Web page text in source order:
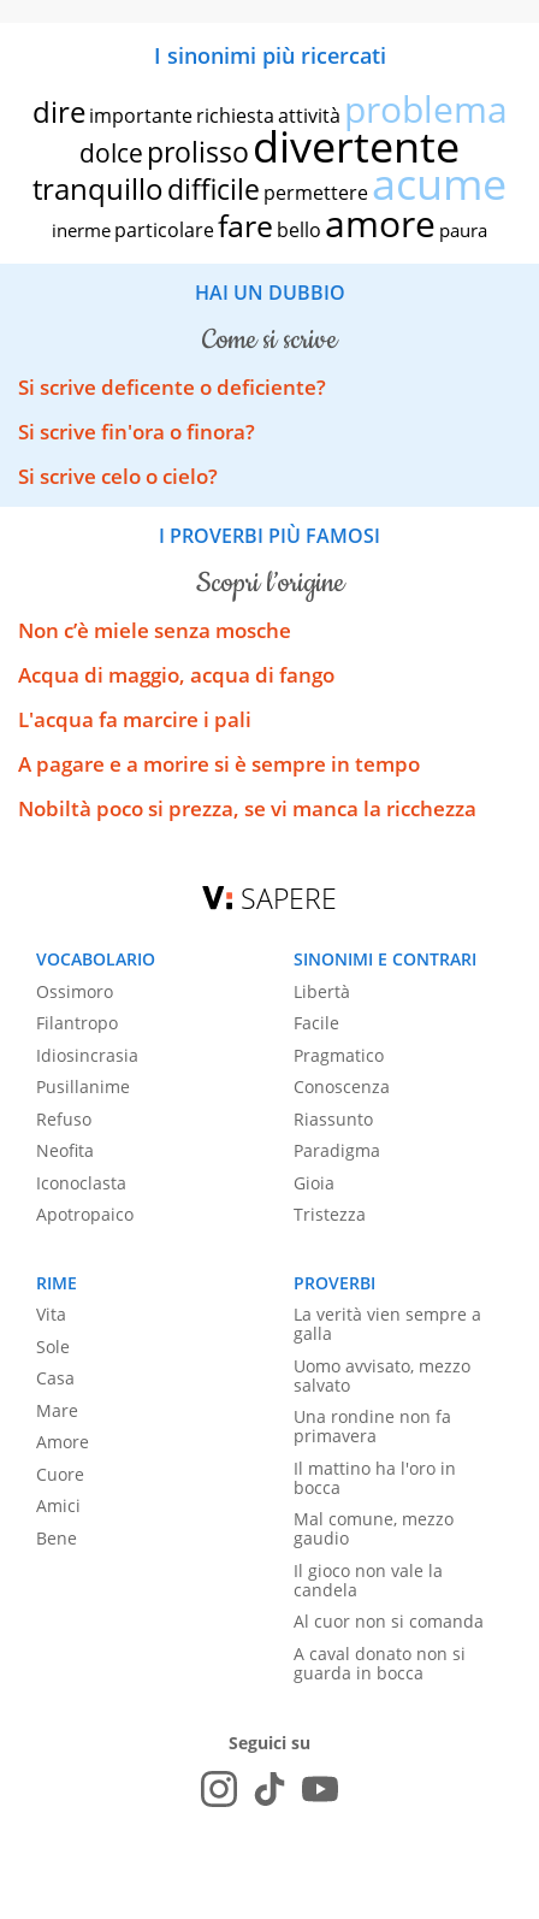
I sinonimi più ricercati
dire importante richiestaattività problema
dolce prolissodivertente
tranquillodifficile permettereacume
inerme particolarefare bello amore paura
HAI UN DUBBIO
come si scrive
Si scrive deficente o deficiente?
Si scrive fin'ora o finora?
Si scrive celo o cielo?
I PROVERBI PIÙ FAMOSI
scopri l’origine
Non c’è miele senza mosche
Acqua di maggio, acqua di fango
L'acqua fa marcire i pali
A pagare e a morire si è sempre in tempo
Nobiltà poco si prezza, se vi manca la ricchezza
SAPERE
VOCABOLARIO
Ossimoro
Filantropo
Idiosincrasia
Pusillanime
Refuso
Neofita
Iconoclasta
Apotropaico
SINONIMI E CONTRARI
Libertà
Facile
Pragmatico
Conoscenza
Riassunto
Paradigma
Gioia
Tristezza
RIME
Vita
Sole
Casa
Mare
Amore
Cuore
Amici
Bene
PROVERBI
La verità vien sempre a
galla
Uomo avvisato, mezzo
salvato
Una rondine non fa
primavera
Il mattino ha l'oro in
bocca
Mal comune, mezzo
gaudio
Il gioco non vale la
candela
Al cuor non si comanda
A caval donato non si
guarda in bocca
Seguici su